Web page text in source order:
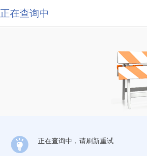
正在查询中
正在查询中，请刷新重试